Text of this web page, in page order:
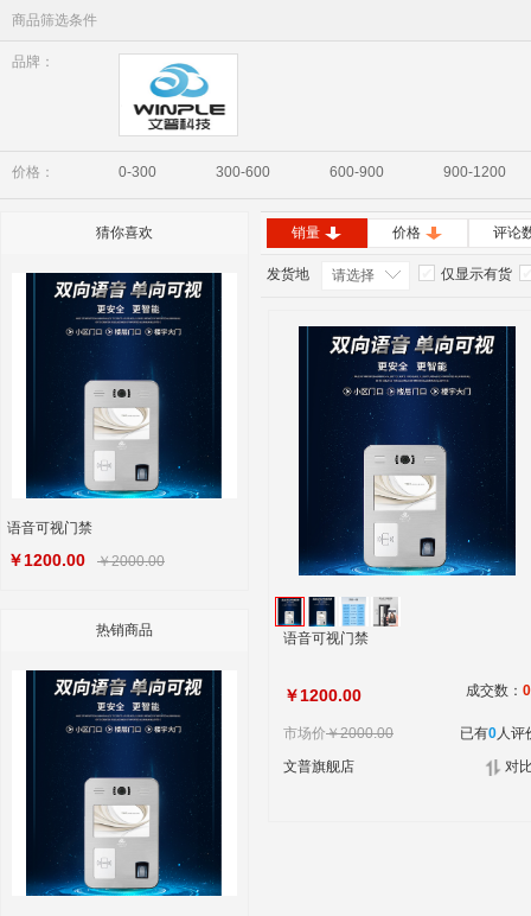
商品筛选条件
品牌：
价格： 0-300 300-600 600-900 900-1200
猜你喜欢
语音可视门禁
￥1200.00 ￥2000.00
热销商品
销量 价格 评论
发货地 请选择 仅显示有货
语音可视门禁
￥1200.00 成交数： 0
市场价￥2000.00 已有0人评
文普旗舰店
对